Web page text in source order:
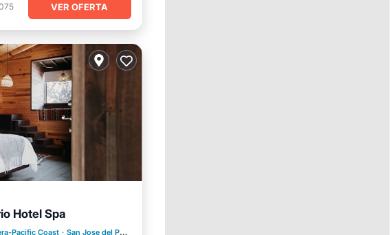
VER OFERTA
Hotel Spa
Pacific Coast · San Jose del Pacifico
Balcón/Terraza
Internet